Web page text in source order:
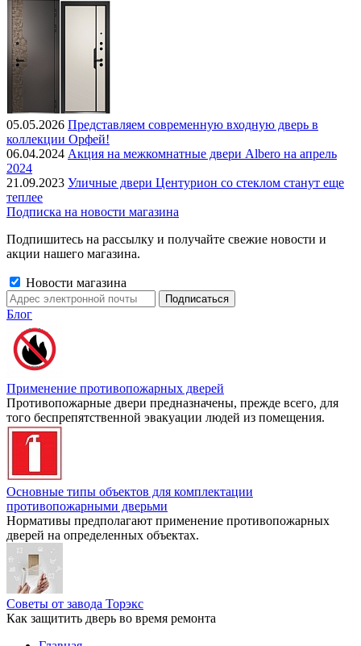
05.05.2026 Представляем современную входную дверь в
коллекции Орфей!
06.04.2024 Акция на межкомнатные двери Albero на апрель
2024
21.09.2023 Уличные двери Центурион со стеклом станут еще
теплее
Подписка на новости магазина
Подпишитесь на рассылку и получайте свежие новости и
акции нашего магазина.
Новости магазина
Блог
Применение противопожарных дверей
Противопожарные двери предназначены, прежде всего, для
того беспрепятственной эвакуации людей из помещения.
Основные типы объектов для комплектации
противопожарными дверьми
Нормативы предполагают применение противопожарных
дверей на определенных объектах.
Советы от завода Торэкс
Как защитить дверь во время ремонта